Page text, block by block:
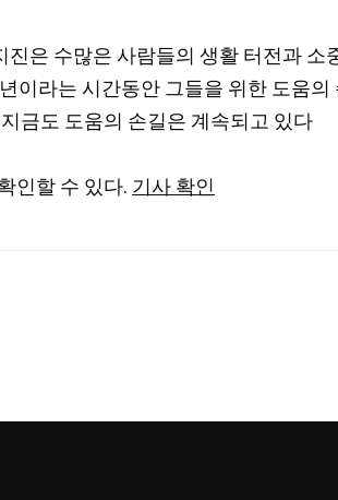
은 수많은 사람들의 생활 터전과
이라는 시간동안 그들을 위한 도움
금도 도움의 손길은 계속되고 있다
인할 수 있다. 기사 확인